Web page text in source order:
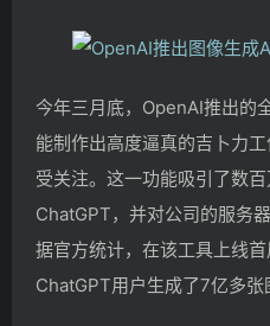
今年三月底，OpenAI推出的
能制作出高度逼真的吉卜力
受关注。这一功能吸引了数
ChatGPT，并对公司的服务
据官方统计，在该工具上线
ChatGPT用户生成了7亿多张